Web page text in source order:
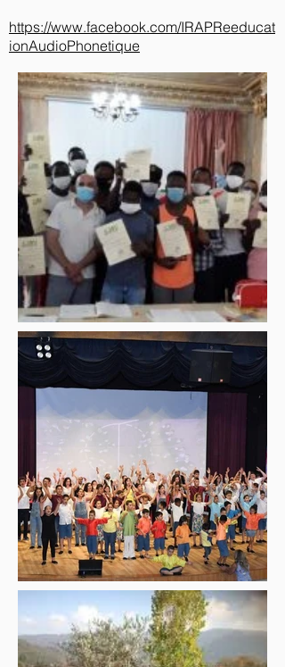
https://www.facebook.com/IRAPReeducat
ionAudioPhonetique